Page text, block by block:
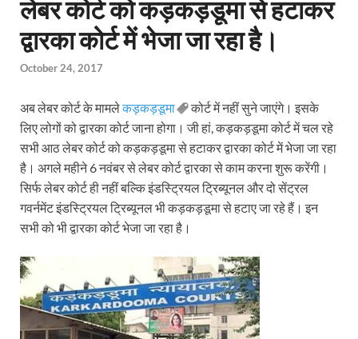
लेबर कोर्ट को कड़कड़डूमा से हटाकर
द्वारका कोर्ट में भेजा जा रहा है।
October 24, 2017
अब लेबर कोर्ट के मामलेकड़कड़डूमा
कोर्ट में नहीं सुने जाएंगे। इसके
लिए लोगों को द्वारका कोर्ट जाना होगा। जी हां, कड़कड़डूमा कोर्ट में चल रहे
सभी आठ लेबर कोर्ट को कड़कड़डूमा से हटाकर द्वारका कोर्ट में भेजा जा रहा
है। अगले महीने 6 नवंबर से लेबर कोर्ट द्वारका से काम करना शुरू करेंगी।
सिर्फ लेबर कोर्ट ही नहीं बल्कि इंडस्ट्रियल ट्रिब्यूनल और दो सेंट्रल
गवर्नमेंट इंडस्ट्रियल ट्रिब्यूनल भी कड़कड़डूमा से हटाए जा रहे हैं। इन
सभी को भी द्वारका कोर्ट भेजा जा रहा है।